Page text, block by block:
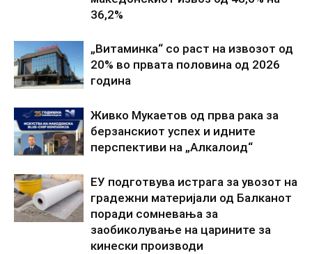
36,2%
„Витаминка“ со раст на извозот од
20% во првата половина од 2026
година
Живко Мукаетов од прва рака за
берзанскиот успех и идните
перспективи на „Алкалоид“
ЕУ подготвува истрага за увозот на
градежни материјали од Балканот
поради сомневања за
заобиколување на царините за
кинески производи